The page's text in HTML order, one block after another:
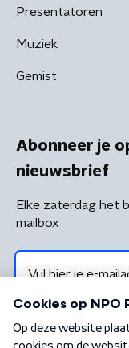
Presentatoren
Muziek
Gemist
Abonneer je
nieuwsbrief
Elke zaterdag het
mailbox